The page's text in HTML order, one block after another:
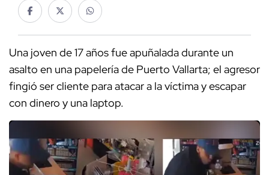
Una joven de 17 años fue apuñalada durante un
asalto en una papelería de Puerto Vallarta; el agresor
fingió ser cliente para atacar a la víctima y escapar
con dinero y una laptop.